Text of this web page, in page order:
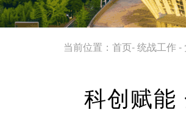
当前位置： 首页-统战工作-
科创赋